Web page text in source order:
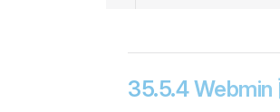
35.5.4 Webmin